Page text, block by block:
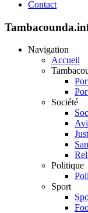
Contact
Navigation
Accueil
Société
Politique
Sport